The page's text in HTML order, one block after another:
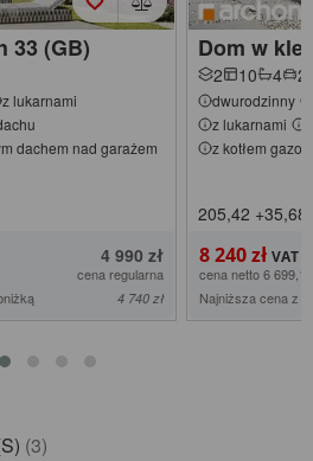
33 (GB)
z lukarnami
dachem nad garażem
4 990 zł
cena regularna
4 740 zł
Dom w
2 10 4 2
dwurodzinny
z lukarnami
z kotłem
205,42 +35,68
8 240 zł
cena netto 6
Najniższa cena z
(3)